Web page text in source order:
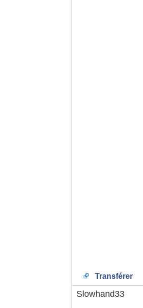
Transférer
Slowhand33